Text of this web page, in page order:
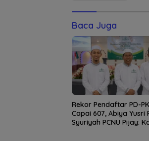
Baca Juga
Rekor Pendaftar PD-
Capai 607, Abiya Yusri
Syuriyah PCNU Pijay: